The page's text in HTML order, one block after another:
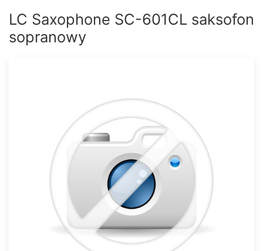
LC Saxophone SC-601CL saksofon
sopranowy